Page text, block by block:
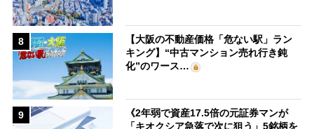
8
【大阪の不動産価格「危ない駅」ラン
キング】“中古マンション売れ行き鈍
化”のワース…
9
《2年弱で資産17.5倍の元証券マンが
「キオクシア急落で次に狙う」5銘柄を